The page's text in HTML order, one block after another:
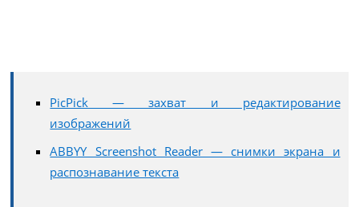
PicPick — захват и редактирование
изображений
ABBYY Screenshot Reader — снимки экрана и
распознавание текста